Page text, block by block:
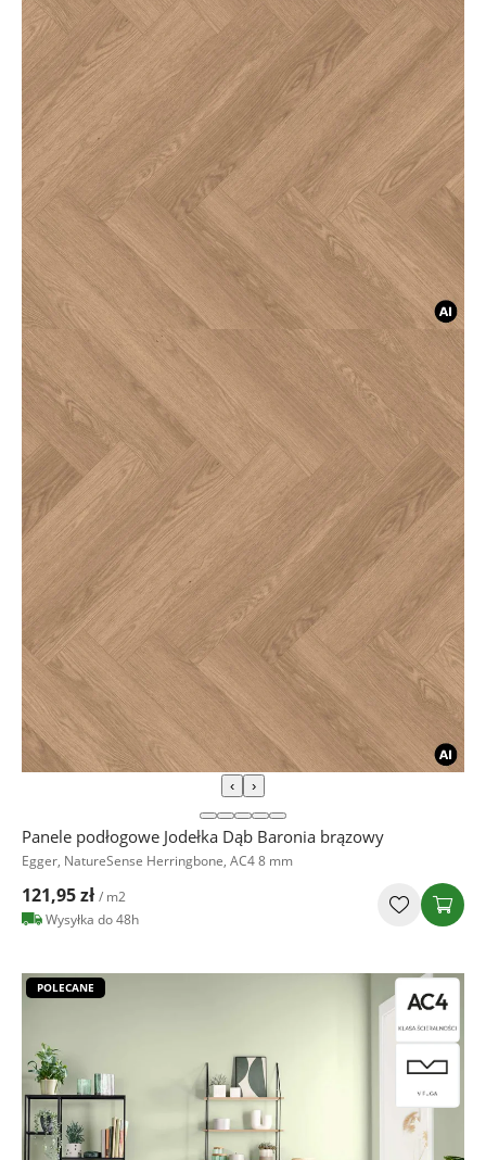
‹ ›
Panele podłogowe Jodełka Dąb Baronia brązowy
Egger, NatureSense Herringbone, AC4 8 mm
121,95 zł / m2
Wysyłka do 48h
POLECANE